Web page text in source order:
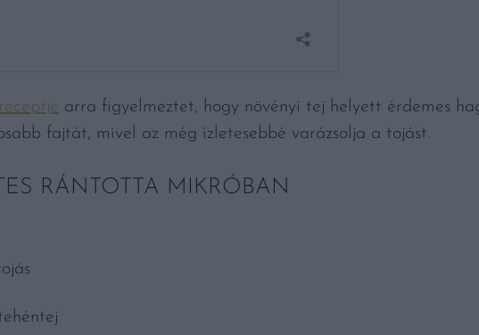
receptje arra figyelmeztet, hogy növényi tej helyett érdemes
fajtát, mivel az még ízletesebbé varázsolja a tojást.
RÁNTOTTA MIKRÓBAN